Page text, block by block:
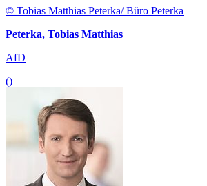
© Tobias Matthias Peterka/ Büro Peterka
Peterka, Tobias Matthias
AfD
()